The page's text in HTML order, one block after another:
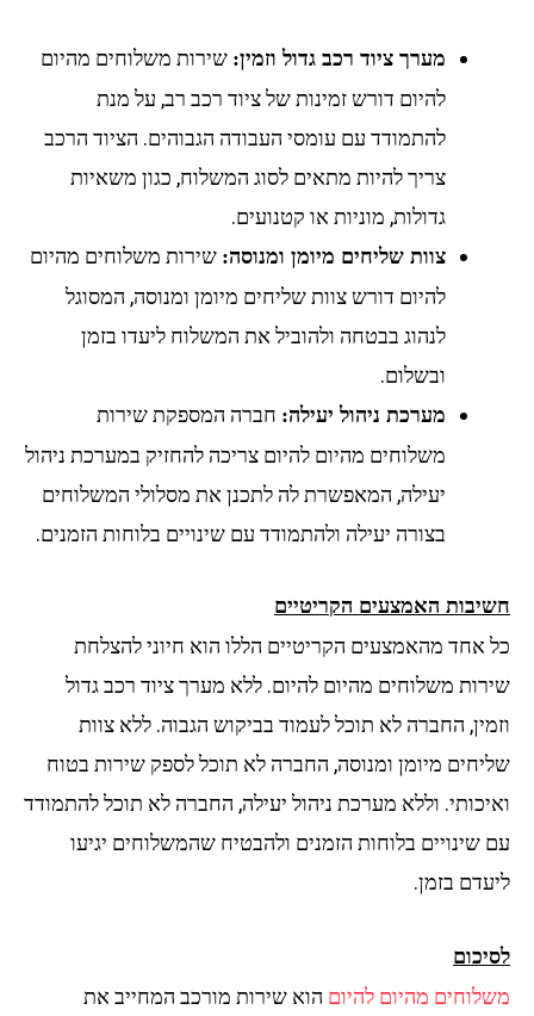
מערך ציוד רכב גדול וזמין: שירות משלוחים מהיום
להיום דורש זמינות של ציוד רכב רב, על מנת
להתמודד עם עומסי העבודה הגבוהים. הציוד הרכב
צריך להיות מתאים לסוג המשלוח, כגון משאיות
גדולות, מוניות או קטנועים.
צוות שליחים מיומן ומנוסה: שירות משלוחים מהיום
להיום דורש צוות שליחים מיומן ומנוסה, המסוגל
לנהוג בבטחה ולהוביל את המשלוח ליעדו בזמן
ובשלום.
מערכת ניהול יעילה: חברה המספקת שירות
משלוחים מהיום להיום צריכה להחזיק במערכת ניהול
יעילה, המאפשרת לה לתכנן את מסלולי המשלוחים
בצורה יעילה ולהתמודד עם שינויים בלוחות הזמנים.
חשיבות האמצעים הקריטיים
כל אחד מהאמצעים הקריטיים הללו הוא חיוני להצלחת
שירות משלוחים מהיום להיום. ללא מערך ציוד רכב גדול
וזמין, החברה לא תוכל לעמוד בביקוש הגבוה. ללא צוות
שליחים מיומן ומנוסה, החברה לא תוכל לספק שירות בטוח
ואיכותי. וללא מערכת ניהול יעילה, החברה לא תוכל להתמודד
עם שינויים בלוחות הזמנים ולהבטיח שהמשלוחים יגיעו
ליעדם בזמן.
לסיכום
משלוחים מהיום להיום הוא שירות מורכב המחייב את